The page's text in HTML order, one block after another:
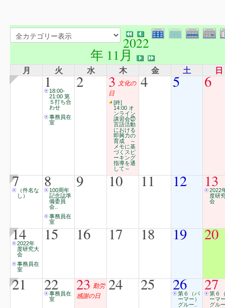
2022
年 11月
月 火 水 木 金 土 日
118:00-
21:00 第
５打ち合
わせ
事務員在
室
2 3 文化の
日
[終]
14:00 オ
ンライン
講習会㉗
言語活動
における
即興力の
育成 ～
メモに基
づくスピ
ーキング
指導を通
して～
4 5 6
7（件名な
し）
8100周年
記念誌準
備委員
会..
事務員在
室
9 10 11 12 13
2022
度研
会
14
2022年
度研究大
会
事務員在
室
15 16 17 18 19 20
21 22
事務員在
室
23 勤労
感謝の日
24 25 26
第６（パ
ーマー）
グルー..
27
第６
ーマ
グル